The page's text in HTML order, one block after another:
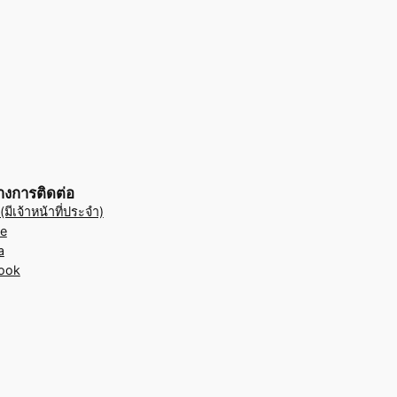
งการติดต่อ
มีเจ้าหน้าที่ประจำ)